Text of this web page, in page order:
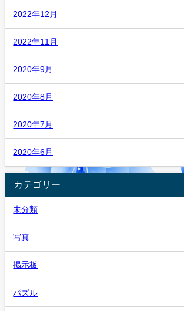
2022年12月
2022年11月
2020年9月
2020年8月
2020年7月
2020年6月
カテゴリー
未分類
写真
掲示板
パズル